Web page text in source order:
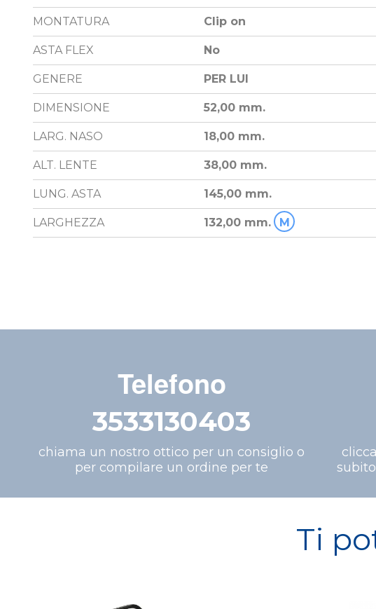
MONTATURA Clip on
ASTA FLEX No
GENERE PER LUI
DIMENSIONE 52,00 mm.
LARG. NASO 18,00 mm.
ALT. LENTE 38,00 mm.
LUNG. ASTA 145,00 mm.
LARGHEZZA 132,00 mm. M
Telefono
3533130403
chiama un nostro ottico per un consiglio o
per compilare un ordine per te
Ti